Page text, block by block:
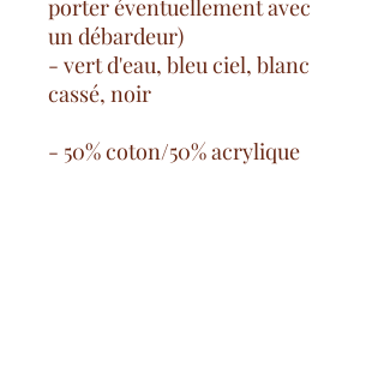
porter éventuellement avec
un débardeur)
- vert d'eau, bleu ciel, blanc
cassé, noir
- 50% coton/50% acrylique